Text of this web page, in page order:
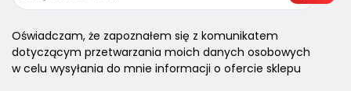
Oświadczam, że zapoznałem się z komunikatem
dotyczącym przetwarzania moich danych osobowych
w celu wysyłania do mnie informacji o ofercie sklepu